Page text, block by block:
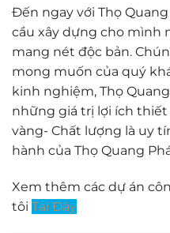
Đến ngay với Thọ
cầu xây dựng cho mình
mang nét độc bản.
mong muốn của quý
kinh nghiệm, Thọ
những giá trị lợi ích thiết
vàng- Chất lượng là uy
hành của Thọ Quang
Xem thêm các dự án
tôi Tại Đây